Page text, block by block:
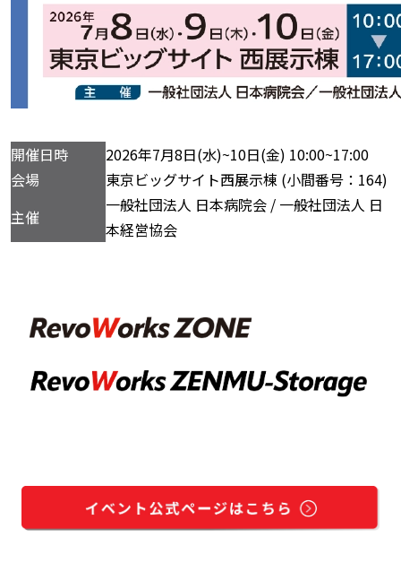
開催日時
2026年7月8日(水)~10日(金) 10:00~17:00
会場
東京ビッグサイト西展示棟 (小間番号：164)
主催
一般社団法人 日本病院会 / 一般社団法人 日
本経営協会